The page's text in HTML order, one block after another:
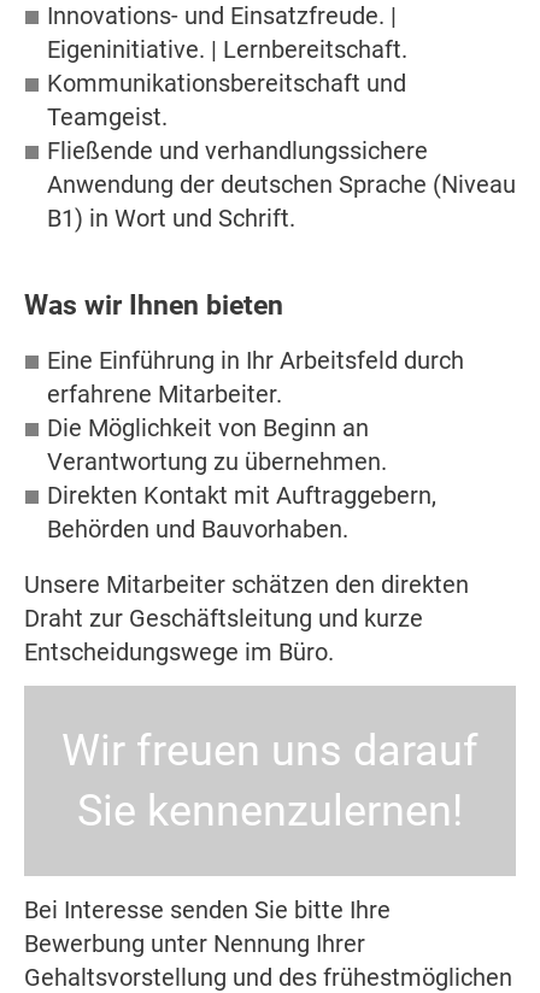
Innovations- und Einsatzfreude. |
Eigeninitiative. | Lernbereitschaft.
Kommunikationsbereitschaft und
Teamgeist.
Fließende und verhandlungssichere
Anwendung der deutschen Sprache (Niveau
B1) in Wort und Schrift.
Was wir Ihnen bieten
Eine Einführung in Ihr Arbeitsfeld durch
erfahrene Mitarbeiter.
Die Möglichkeit von Beginn an
Verantwortung zu übernehmen.
Direkten Kontakt mit Auftraggebern,
Behörden und Bauvorhaben.
Unsere Mitarbeiter schätzen den direkten
Draht zur Geschäftsleitung und kurze
Entscheidungswege im Büro.
Wir freuen uns darauf
Sie kennenzulernen!
Bei Interesse senden Sie bitte Ihre
Bewerbung unter Nennung Ihrer
Gehaltsvorstellung und des frühestmöglichen